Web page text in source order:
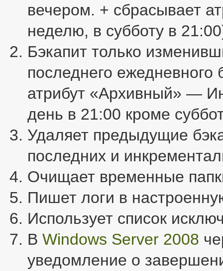
вечером. + сбрасывает
неделю, в субботу в
Бэкапит только
последнего ежедневного
атрибут «Архивный» —
день в 21:00 кроме
Удаляет предыдущие
последних и
Очищает временные
Пишет логи в
Использует список
В Windows Server 2008
уведомление о